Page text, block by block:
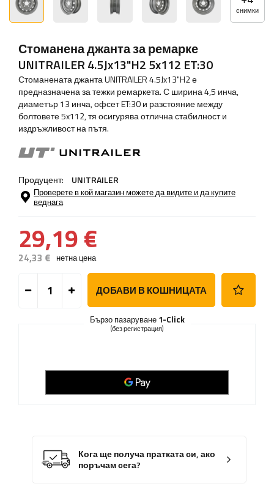
снимки
Стоманена джанта за ремарке
UNITRAILER 4.5Jx13"H2 5x112 ET:30
Стоманената джанта UNITRAILER 4.5Jx13"H2 е
предназначена за тежки ремаркета. С ширина 4,5 инча,
диаметър 13 инча, офсет ET:30 и разстояние между
болтовете 5x112, тя осигурява отлична стабилност и
издръжливост на пътя.
Продуцент: UNITRAILER
Проверете в кой магазин можете да видите и да купите
веднага
29,19 €
24,33 € нетна цена
ДОБАВИ В КОШНИЦАТА
Бързо пазаруване 1-Click
(без регистрация)
Кога ще получа пратката си, ако
поръчам сега?